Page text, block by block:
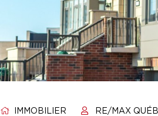
IMMOBILIER RE/MAX